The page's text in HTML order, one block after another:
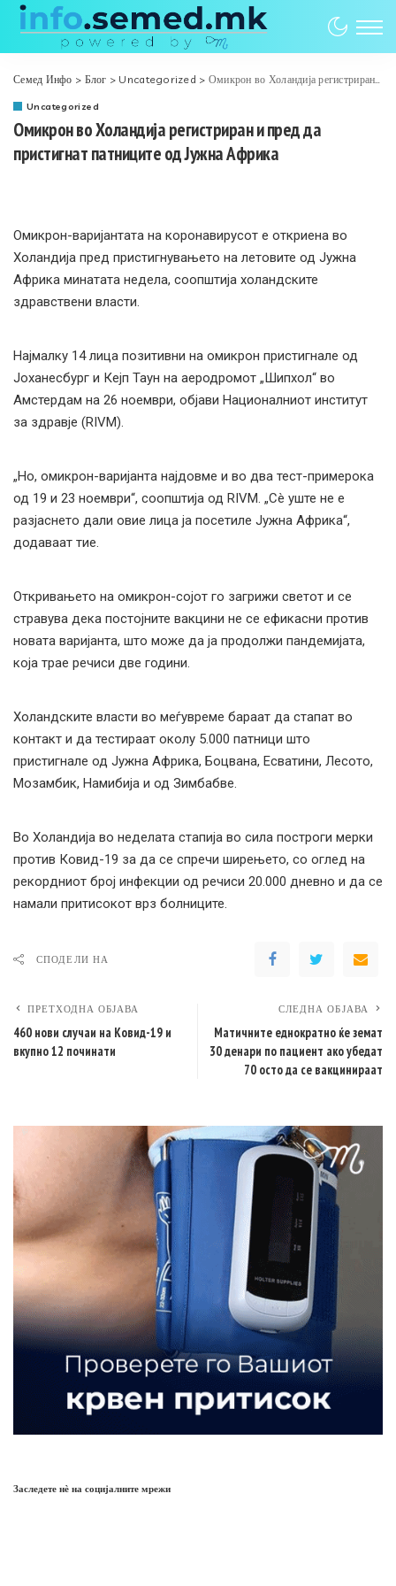
Семед Инфо > Блог > Uncategorized > Омикрон во Холандија регистриран и пред да пристигнат патниците од Јужна Африка
Uncategorized
Омикрон во Холандија регистриран и пред да
пристигнат патниците од Јужна Африка
Омикрон-варијантата на коронавирусот е откриена во
Холандија пред пристигнувањето на летовите од Јужна
Африка минатата недела, соопштија холандските
здравствени власти.
Најмалку 14 лица позитивни на омикрон пристигнале од
Јоханесбург и Кејп Таун на аеродромот „Шипхол“ во
Амстердам на 26 ноември, објави Националниот институт
за здравје (RIVM).
„Но, омикрон-варијанта најдовме и во два тест-примерока
од 19 и 23 ноември“, соопштија од RIVM. „Сè уште не е
разјаснето дали овие лица ја посетиле Јужна Африка“,
додаваат тие.
Откривањето на омикрон-сојот го загрижи светот и се
стравува дека постојните вакцини не се ефикасни против
новата варијанта, што може да ја продолжи пандемијата,
која трае речиси две години.
Холандските власти во меѓувреме бараат да стапат во
контакт и да тестираат околу 5.000 патници што
пристигнале од Јужна Африка, Боцвана, Есватини, Лесото,
Мозамбик, Намибија и од Зимбабве.
Во Холандија во неделата стапија во сила построги мерки
против Ковид-19 за да се спречи ширењето, со оглед на
рекордниот број инфекции од речиси 20.000 дневно и да се
намали притисокот врз болниците.
СПОДЕЛИ НА
ПРЕТХОДНА ОБЈАВА
460 нови случаи на Кoвид-19 и
вкупно 12 починати
СЛЕДНА ОБЈАВА
Матичните еднократно ќе земат
30 денари по пациент ако убедат
70 осто да се вакцинираат
Заследете нѐ на социјалните мрежи